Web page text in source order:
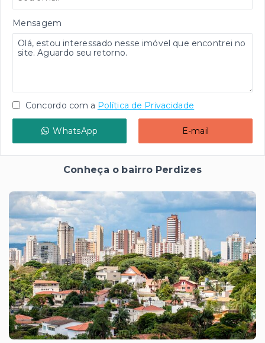
Mensagem
Concordo com a Política de Privacidade
WhatsApp E-mail
Conheça o bairro Perdizes